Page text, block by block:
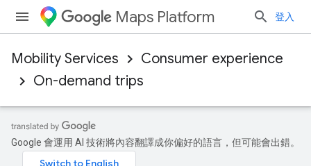
Maps Platform 登入
Mobility Services
Consumer experience
On-demand trips
Google 會運用 AI 技術將內容翻譯成你偏好的語言，但可能會出錯。